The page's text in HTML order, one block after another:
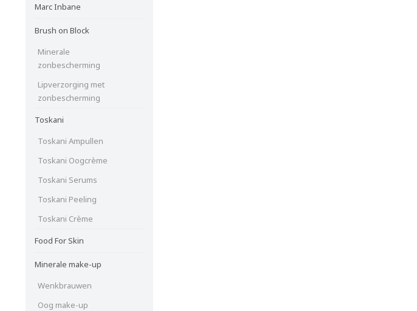
Marc Inbane
Brush on Block
Minerale
zonbescherming
Lipverzorging met
zonbescherming
Toskani
Toskani Ampullen
Toskani Oogcrème
Toskani Serums
Toskani Peeling
Toskani Crème
Food For Skin
Minerale make-up
Wenkbrauwen
Oog make-up